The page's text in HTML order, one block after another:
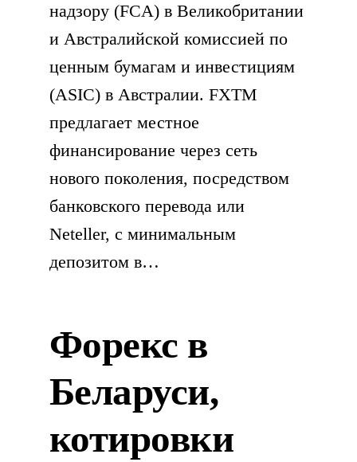
надзору (FCA) в Великобритании
и Австралийской комиссией по
ценным бумагам и инвестициям
(ASIC) в Австралии. FXTM
предлагает местное
финансирование через сеть
нового поколения, посредством
банковского перевода или
Neteller, с минимальным
депозитом в…
Форекс в
Беларуси,
котировки